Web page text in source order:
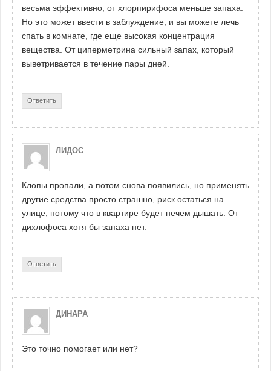
весьма эффективно, от хлорпирифоса меньше запаха.
Но это может ввести в заблуждение, и вы можете лечь
спать в комнате, где еще высокая концентрация
вещества. От циперметрина сильный запах, который
выветривается в течение пары дней.
Ответить
ЛИДОС
Клопы пропали, а потом снова появились, но применять
другие средства просто страшно, риск остаться на
улице, потому что в квартире будет нечем дышать. От
дихлофоса хотя бы запаха нет.
Ответить
ДИНАРА
Это точно помогает или нет?